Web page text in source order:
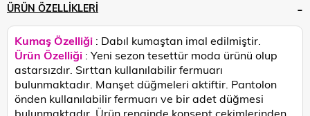
ÜRÜN ÖZELLIKLERI
Kumaş Özelliği : Dabıl kumaştan imal edilmiştir.
Ürün Özelliği : Yeni sezon tesettür moda ürünü olup
astarsızdır. Sırttan kullanılabilir fermuarı
bulunmaktadır. Manşet düğmeleri aktiftir. Pantolon
önden kullanılabilir fermuarı ve bir adet düğmesi
bulunmaktadır. Ürün renginde konsept çekimlerinden